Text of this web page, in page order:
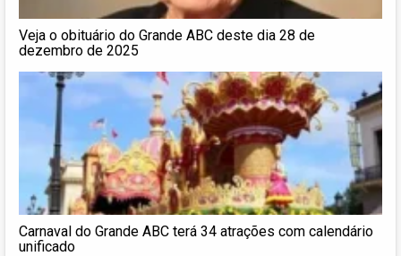
Veja o obituário do Grande ABC deste dia 28 de
dezembro de 2025
Carnaval do Grande ABC terá 34 atrações com calendário
unificado